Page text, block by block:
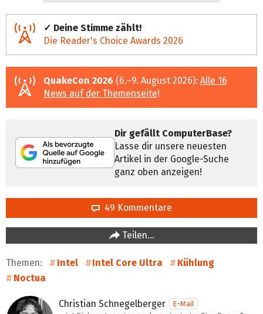
✓ Deine Stimme zählt!
Die Reader's Choice Awards 2026
QuakeCon 2026 (6.–9. August 2026): Alle 16
News auf der Themenseite!
Dir gefällt ComputerBase?
Lasse dir unsere neuesten
Artikel in der Google-Suche
ganz oben anzeigen!
49 Kommentare
Teilen…
Themen: Intel Intel Core Ultra
Kühlung
Noctua
Christian Schnegelberger
E-Mail